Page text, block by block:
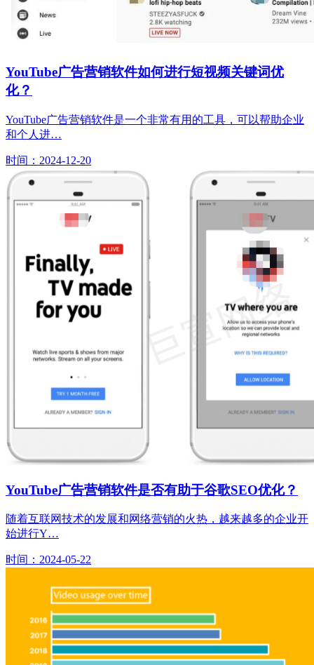
YouTube广告营销软件如何进行短视频关键词优
化？
YouTube广告营销软件是一个非常有用的工具，可以帮助企业
和个人进…
时间：2024-12-20
YouTube广告营销软件是否有助于谷歌SEO优化？
随着互联网技术的发展和网络营销的火热，越来越多的企业开
始进行Y…
时间：2024-05-22